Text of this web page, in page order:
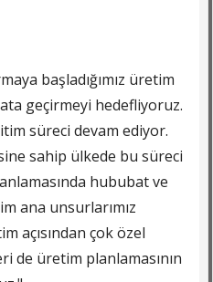
başladığımız üretim
geçirmeyi hedefliyoruz.
süreci devam ediyor.
sahip ülkede bu süreci
hububat ve
ana unsurlarımız
açısından çok özel
de üretim planlamasının